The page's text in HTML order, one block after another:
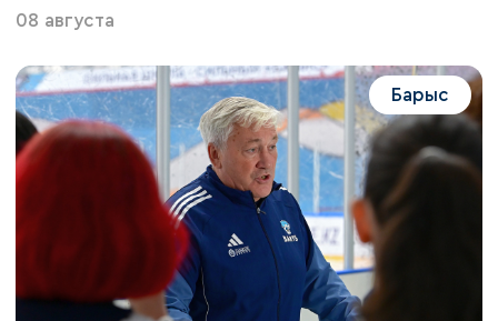
08 августа
Барыс